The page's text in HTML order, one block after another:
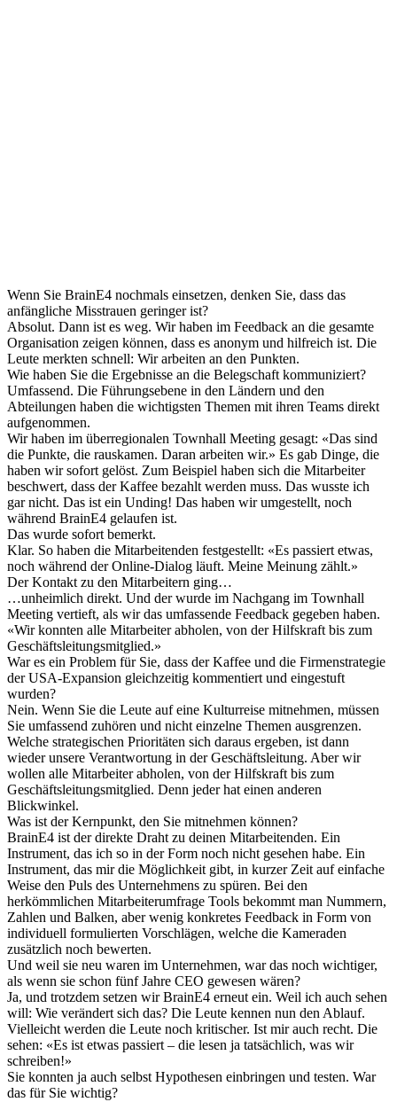
Wenn Sie BrainE4 nochmals einsetzen, denken Sie, dass das
anfängliche Misstrauen geringer ist?
Absolut. Dann ist es weg. Wir haben im Feedback an die gesamte
Organisation zeigen können, dass es anonym und hilfreich ist. Die
Leute merkten schnell: Wir arbeiten an den Punkten.
Wie haben Sie die Ergebnisse an die Belegschaft kommuniziert?
Umfassend. Die Führungsebene in den Ländern und den
Abteilungen haben die wichtigsten Themen mit ihren Teams direkt
aufgenommen.
Wir haben im überregionalen Townhall Meeting gesagt: «Das sind
die Punkte, die rauskamen. Daran arbeiten wir.» Es gab Dinge, die
haben wir sofort gelöst. Zum Beispiel haben sich die Mitarbeiter
beschwert, dass der Kaffee bezahlt werden muss. Das wusste ich
gar nicht. Das ist ein Unding! Das haben wir umgestellt, noch
während BrainE4 gelaufen ist.
Das wurde sofort bemerkt.
Klar. So haben die Mitarbeitenden festgestellt: «Es passiert etwas,
noch während der Online-Dialog läuft. Meine Meinung zählt.»
Der Kontakt zu den Mitarbeitern ging…
…unheimlich direkt. Und der wurde im Nachgang im Townhall
Meeting vertieft, als wir das umfassende Feedback gegeben haben.
«Wir konnten alle Mitarbeiter abholen, von der Hilfskraft bis zum
Geschäftsleitungsmitglied.»
War es ein Problem für Sie, dass der Kaffee und die Firmenstrategie
der USA-Expansion gleichzeitig kommentiert und eingestuft
wurden?
Nein. Wenn Sie die Leute auf eine Kulturreise mitnehmen, müssen
Sie umfassend zuhören und nicht einzelne Themen ausgrenzen.
Welche strategischen Prioritäten sich daraus ergeben, ist dann
wieder unsere Verantwortung in der Geschäftsleitung. Aber wir
wollen alle Mitarbeiter abholen, von der Hilfskraft bis zum
Geschäftsleitungsmitglied. Denn jeder hat einen anderen
Blickwinkel.
Was ist der Kernpunkt, den Sie mitnehmen können?
BrainE4 ist der direkte Draht zu deinen Mitarbeitenden. Ein
Instrument, das ich so in der Form noch nicht gesehen habe. Ein
Instrument, das mir die Möglichkeit gibt, in kurzer Zeit auf einfache
Weise den Puls des Unternehmens zu spüren. Bei den
herkömmlichen Mitarbeiterumfrage Tools bekommt man Nummern,
Zahlen und Balken, aber wenig konkretes Feedback in Form von
individuell formulierten Vorschlägen, welche die Kameraden
zusätzlich noch bewerten.
Und weil sie neu waren im Unternehmen, war das noch wichtiger,
als wenn sie schon fünf Jahre CEO gewesen wären?
Ja, und trotzdem setzen wir BrainE4 erneut ein. Weil ich auch sehen
will: Wie verändert sich das? Die Leute kennen nun den Ablauf.
Vielleicht werden die Leute noch kritischer. Ist mir auch recht. Die
sehen: «Es ist etwas passiert – die lesen ja tatsächlich, was wir
schreiben!»
Sie konnten ja auch selbst Hypothesen einbringen und testen. War
das für Sie wichtig?